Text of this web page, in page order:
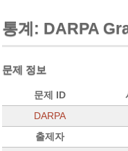
통계: DARPA
문제 정보
문제 ID
DARPA
출제자